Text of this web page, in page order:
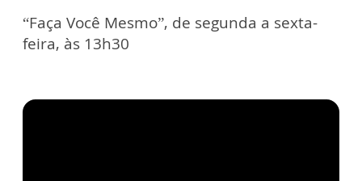
“Faça Você Mesmo”, de segunda a sexta-
feira, às 13h30